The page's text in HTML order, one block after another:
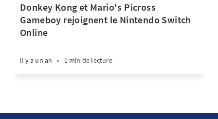
Donkey Kong et Mario's Picross
Gameboy rejoignent le Nintendo Switch
Online
il y a un an • 1 min de lecture